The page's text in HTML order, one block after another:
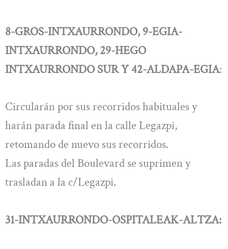
8-GROS-INTXAURRONDO, 9-EGIA-
INTXAURRONDO, 29-HEGO
INTXAURRONDO SUR Y 42-ALDAPA-EGIA:
Circularán por sus recorridos habituales y
harán parada final en la calle Legazpi,
retomando de nuevo sus recorridos.
Las paradas del Boulevard se suprimen y
trasladan a la c/Legazpi.
31-INTXAURRONDO-OSPITALEAK-ALTZA: